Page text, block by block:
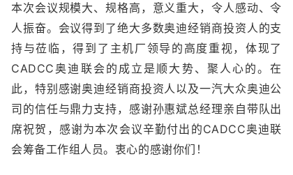
本次会议规模大、规格高，意义重大，令人感动、令
人振奋。会议得到了绝大多数奥迪经销商投资人的支
持与莅临，得到了主机厂领导的高度重视，体现了
CADCC奥迪联会的成立是顺大势、聚人心的。在
此，特别感谢奥迪经销商投资人以及一汽大众奥迪公
司的信任与鼎力支持，感谢孙惠斌总经理亲自带队出
席祝贺，感谢为本次会议辛勤付出的CADCC奥迪联
会筹备工作组人员。衷心的感谢你们！